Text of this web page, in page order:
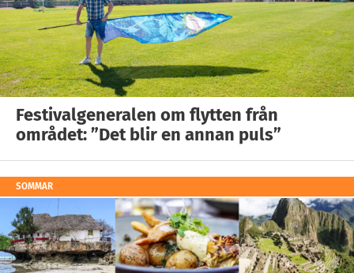
Festivalgeneralen om flytten från
området: ”Det blir en annan puls”
SOMMAR